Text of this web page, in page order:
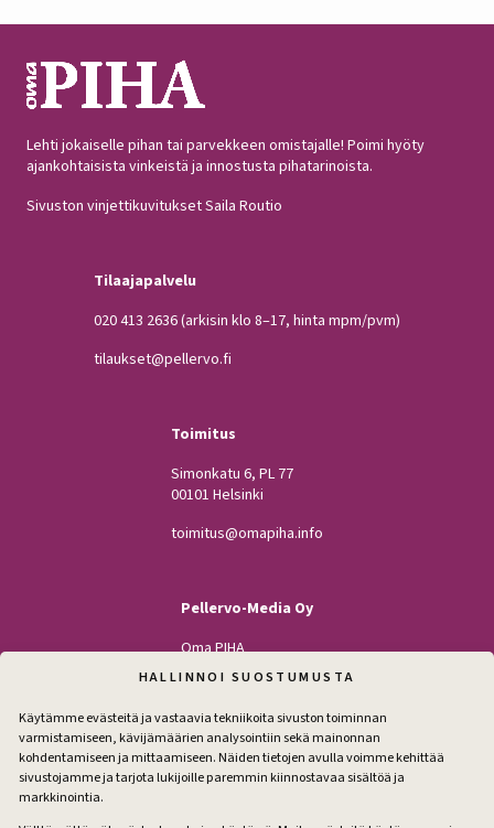
HALLINNOI SUOSTUMUSTA
Käytämme evästeitä ja vastaavia tekniikoita sivuston toiminnan
varmistamiseen, kävijämäärien analysointiin sekä mainonnan
kohdentamiseen ja mittaamiseen. Näiden tietojen avulla voimme kehittää
sivustojamme ja tarjota lukijoille paremmin kiinnostavaa sisältöä ja
markkinointia.
Lehti jokaiselle pihan tai parvekkeen omistajalle! Poimi hyöty
ajankohtaisista vinkeistä ja innostusta pihatarinoista.
Sivuston vinjettikuvitukset Saila Routio
Tilaajapalvelu
020 413 2636(arkisin klo 8–17, hinta mpm/pvm)
tilaukset@pellervo.fi
Toimitus
Simonkatu 6, PL 77
00101 Helsinki
toimitus@omapiha.info
Pellervo-Media Oy
Oma PIHA
Kodin Pellervo
Maatilan Pellervo